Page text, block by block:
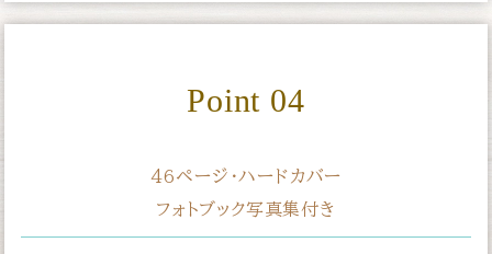
Point 04
46ページ・ハードカバー
フォトブック写真集付き